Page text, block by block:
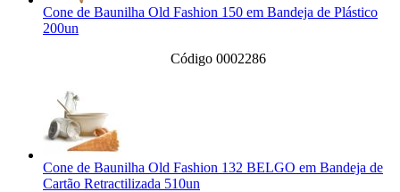
Cone de Baunilha Old Fashion 150 em Bandeja de Plástico
200un
Código 0002286
Cone de Baunilha Old Fashion 132 BELGO em Bandeja de
Cartão Retractilizada 510un